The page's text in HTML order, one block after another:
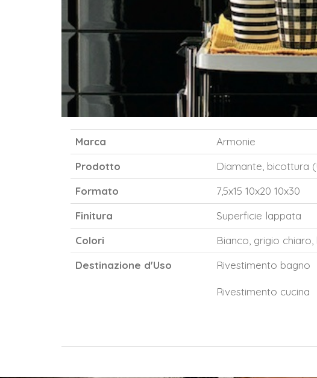
Marca
Armonie
Prodotto
Diamante, bicottura
Formato
7,5x15 10x20 10x30
Finitura
Superficie lappata
Colori
Bianco, grigio
Destinazione d'Uso
Rivestimento bagno
Rivestimento cucina